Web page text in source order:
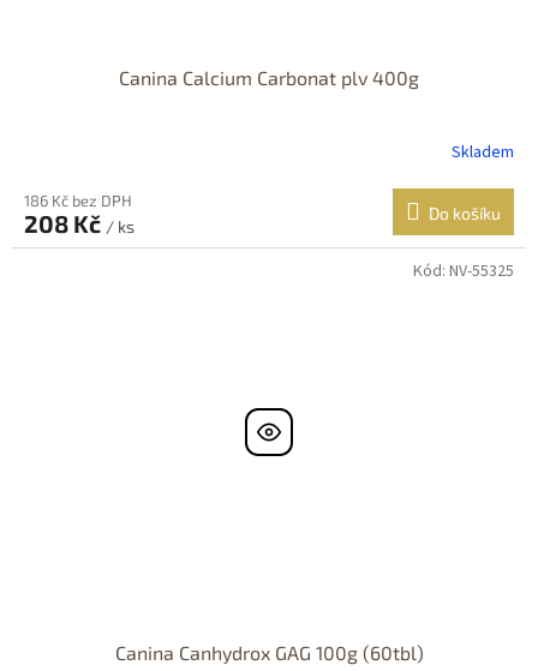
Canina Calcium Carbonat plv 400g
Skladem
186 Kč bez DPH
208 Kč / ks
Do košíku
Canina Canhydrox GAG 100g (60tbl)
Kód: NV-55325